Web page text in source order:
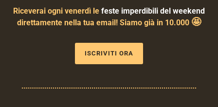
Riceverai ogni venerdì le feste imperdibili del weekend
direttamente nella tua email! Siamo già in 10.000 🤩
ISCRIVITI ORA